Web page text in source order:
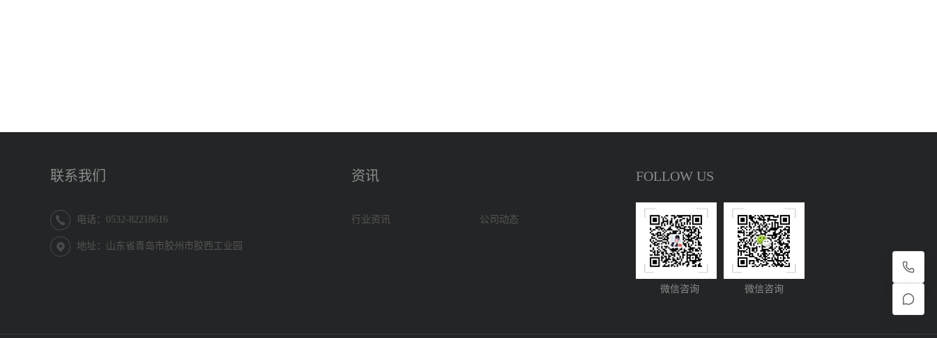
联系我们
电话：0532-82218616
地址：山东省青岛市胶州市胶西工业园
资讯
行业资讯 公司动态
FOLLOW US
微信咨询 微信咨询